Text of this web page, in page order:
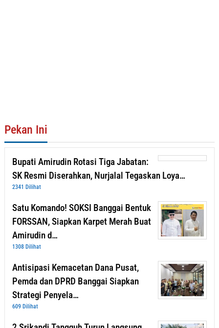
Pekan Ini
Bupati Amirudin Rotasi Tiga Jabatan:
SK Resmi Diserahkan, Nurjalal Tegaskan Loya…
2341 Dilihat
Satu Komando! SOKSI Banggai Bentuk
FORSSAN, Siapkan Karpet Merah Buat
Amirudin d…
1308 Dilihat
Antisipasi Kemacetan Dana Pusat,
Pemda dan DPRD Banggai Siapkan
Strategi Penyela…
609 Dilihat